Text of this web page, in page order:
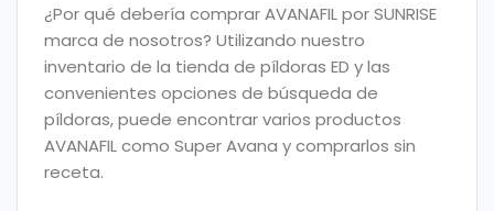
¿Por qué debería comprar AVANAFIL por SUNRISE
marca de nosotros? Utilizando nuestro
inventario de la tienda de píldoras ED y las
convenientes opciones de búsqueda de
píldoras, puede encontrar varios productos
AVANAFIL como Super Avana y comprarlos sin
receta.